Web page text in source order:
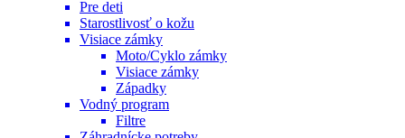
Pre deti
Starostlivosť o kožu
Visiace zámky
Moto/Cyklo zámky
Visiace zámky
Západky
Vodný program
Filtre